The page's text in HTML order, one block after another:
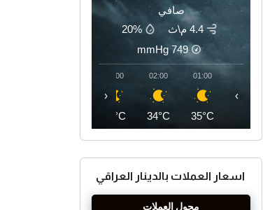
صافي
4.4 م\ث
20%
749
mmHg
01:00
35°C
02:00
34°C
03:00
34°C
‹ ›
اسعار العملات بالدينار العراقي